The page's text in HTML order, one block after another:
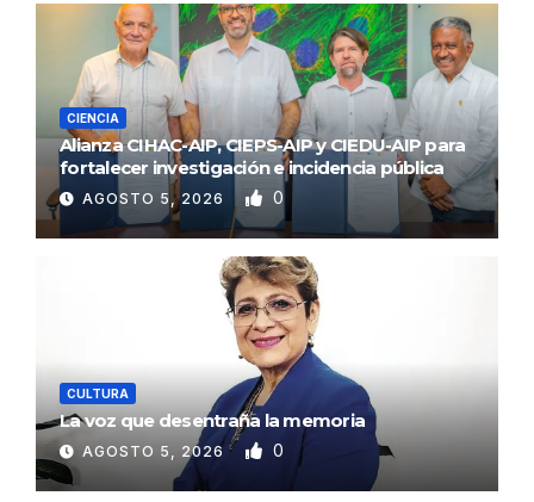
CIENCIA
Alianza CIHAC-AIP, CIEPS-AIP y CIEDU-AIP para
fortalecer investigación e incidencia pública
AGOSTO 5, 2026 0
CULTURA
La voz que desentraña la memoria
AGOSTO 5, 2026 0